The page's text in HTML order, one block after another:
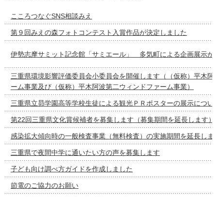
こころつなぐSNS相談みえ
第９回みえの森フォトコンテスト入賞作品が決定しました
伊勢志摩サミット記念館「サミエール」 多気町による企画展示が
三重県環境影響評価委員会小委員会を開催します（（仮称）平木阿
ーム事業及び（仮称）平木阿波第二ウィンドファーム事業）
三重県立昴学園高等学校生徒による観光ＰＲポスターの展示につい
第22回三重県文化賞候補者を募集します（募集期間を延長します）
感染拡大傾向時の一般検査事業（無料検査）の実施期間を延長しま
三重県で夜間中学に通いたい方の声を募集します
子ども向け調べ方ガイドを作成しました
節電のご協力のお願い